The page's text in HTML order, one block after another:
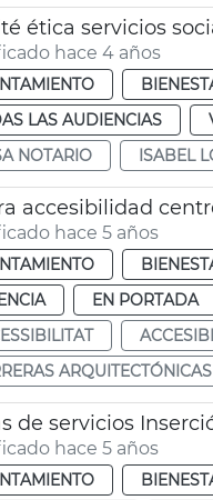
ética servicios
hace 4 años
LAS AUDIENCIAS
NOTARIO
ISABEL
accesibilidad
hace 5 años
EN PORTADA
ARQUITECTÓNICAS
de servicios
hace 5 años